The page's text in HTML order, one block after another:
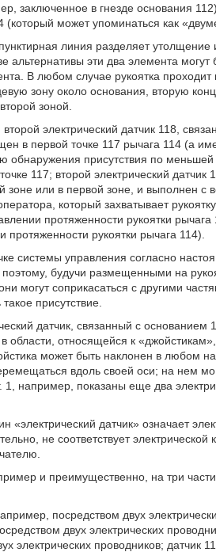
заключенное в гнезде основания
может упоминаться как
линия разделяет утолщение
альтернативы эти два элемента
В любом случае рукоятка
зону около основания, вторую
зоной.
электрический датчик 118,
в первой точке 117 рычага 114 (а
обнаружения присутствия по
117; второй электрический
зоне или в первой зоне, и выполнен с
который захватывает
протяженности рукоятки
рукоятки рычага 114).
системы управления согласно
поэтому, будучи размещенными на
могут соприкасаться с другими
присутствие.
датчик, связанный с основанием
области, относящейся к
может быть наклонен в любом
вдоль своей оси; на нем
например, показаны еще два
датчик» означает
не соответствует электрической
и преимущественно, на три
посредством двух
двух электрических
электрических проводников; датчик